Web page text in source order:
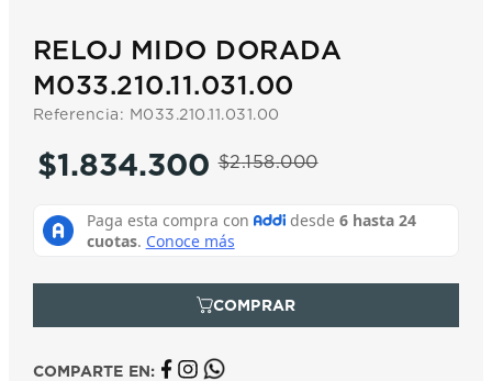
RELOJ MIDO DORADA
M033.210.11.031.00
Referencia: M033.210.11.031.00
$2.158.000
$1.834.300
COMPARTE EN: